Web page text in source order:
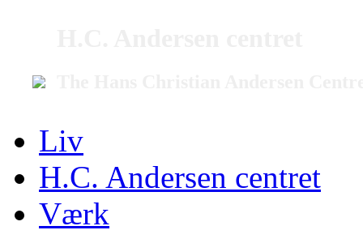
Liv
H.C. Andersen centret
Værk